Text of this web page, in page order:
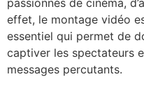
passionnés de cinéma,
effet, le montage vidéo
essentiel qui permet de
captiver les spectateurs
messages percutants.